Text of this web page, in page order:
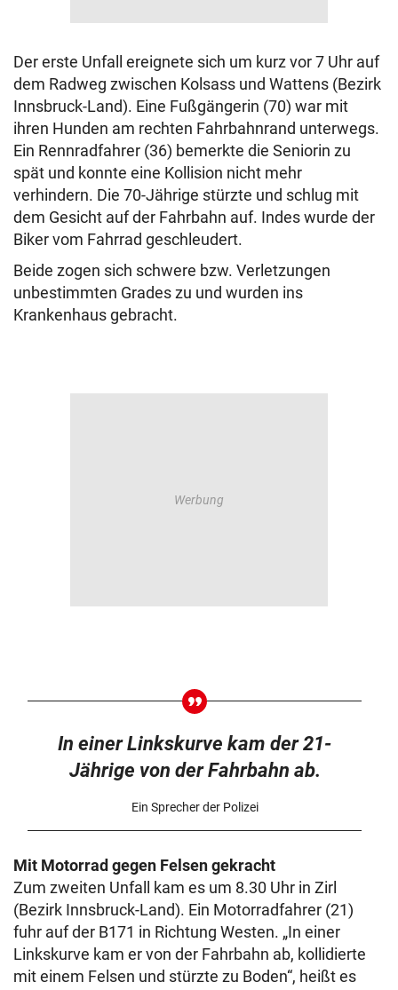
Der erste Unfall ereignete sich um kurz vor 7 Uhr auf
dem Radweg zwischen Kolsass und Wattens (Bezirk
Innsbruck-Land). Eine Fußgängerin (70) war mit
ihren Hunden am rechten Fahrbahnrand unterwegs.
Ein Rennradfahrer (36) bemerkte die Seniorin zu
spät und konnte eine Kollision nicht mehr
verhindern. Die 70-Jährige stürzte und schlug mit
dem Gesicht auf der Fahrbahn auf. Indes wurde der
Biker vom Fahrrad geschleudert.
Beide zogen sich schwere bzw. Verletzungen
unbestimmten Grades zu und wurden ins
Krankenhaus gebracht.
In einer Linkskurve kam der 21-
Jährige von der Fahrbahn ab.
Ein Sprecher der Polizei
Mit Motorrad gegen Felsen gekracht
Zum zweiten Unfall kam es um 8.30 Uhr in Zirl
(Bezirk Innsbruck-Land). Ein Motorradfahrer (21)
fuhr auf der B171 in Richtung Westen. „In einer
Linkskurve kam er von der Fahrbahn ab, kollidierte
mit einem Felsen und stürzte zu Boden“, heißt es